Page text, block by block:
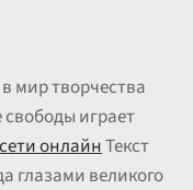
мир творчества
играет
онлайнТекст
глазами великого